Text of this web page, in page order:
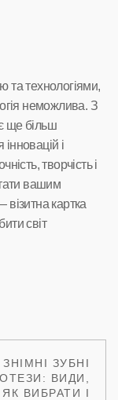
та технологіями,
неможлива. З
ще більш
і
творчість і
вашим
картка
світ
ЗНІМНІ ЗУБНІ
ВИДИ,
ЯК ВИБРАТИ І